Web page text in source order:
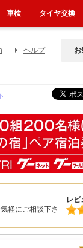
ヘルプ お
軽にご相談下さ
レビ
車検 タイヤ交換